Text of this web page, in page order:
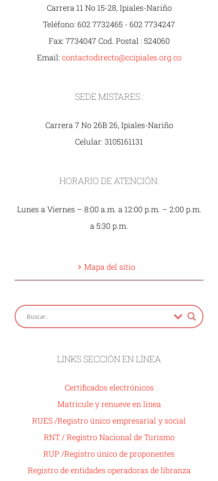
Carrera 11 No 15-28, Ipiales-Nariño
Teléfono: 602 7732465 - 602 7734247
Fax: 7734047 Cod. Postal : 524060
Email: contactodirecto@ccipiales.org.co
SEDE MISTARES :
Carrera 7 No 26B 26, Ipiales-Nariño
Celular: 3105161131
HORARIO DE ATENCIÓN:
Lunes a Viernes – 8:00 a.m. a 12:00 p.m. – 2:00 p.m.
a 5:30 p.m.
Mapa del sitio
LINKS SECCIÓN EN LÍNEA
Certificados electrónicos
Matricule y renueve en línea
RUES /Registro único empresarial y social
RNT / Registro Nacional de Turismo
RUP /Registro único de proponentes
Registro de entidades operadoras de libranza